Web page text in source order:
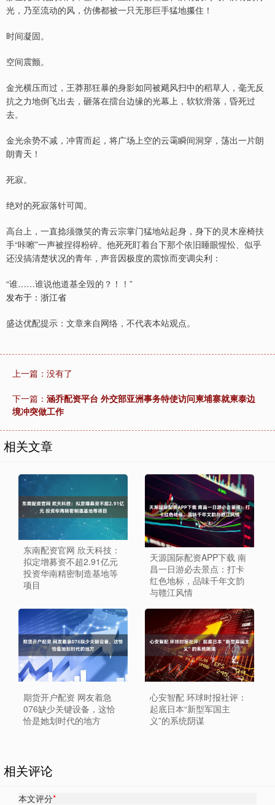
光，乃至流动的风，仿佛都被一只无形巨手猛地攥住！
时间凝固。
空间震颤。
金光横压而过，王莽那狂暴的身影如同被飓风扫中的稻草人，毫无反
抗之力地倒飞出去，砸落在擂台边缘的光幕上，软软滑落，昏死过
去。
金光余势不减，冲霄而起，将广场上空的云霭瞬间洞穿，荡出一片朗
朗青天！
死寂。
绝对的死寂落针可闻。
高台上，一直捻须微笑的青云宗掌门猛地站起身，身下的灵木座椅扶
手“咔嚓”一声被捏得粉碎。他死死盯着台下那个依旧睡眼惺忪、似乎
还没搞清楚状况的青年，声音因极度的震惊而变调尖利：
“谁……谁说他道基全毁的？！！”
发布于：浙江省
盛达优配提示：文章来自网络，不代表本站观点。
上一篇：没有了
下一篇： 涵乔配资平台 外交部亚洲事务特使访问柬埔寨就柬泰边
境冲突做工作
相关文章
东南配资官网 欣天科技：
拟定增募资不超2.91亿元
投资华南精密制造基地等
项目
天源国际配资APP下载 南
昌一日游必去景点：打卡
红色地标，品味千年文韵
与赣江风情
期货开户配资 网友着急
076缺少关键设备，这恰
恰是她划时代的地方
心安智配 环球时报社评：
起底日本“新型军国主
义”的系统阴谋
相关评论
本文评分*